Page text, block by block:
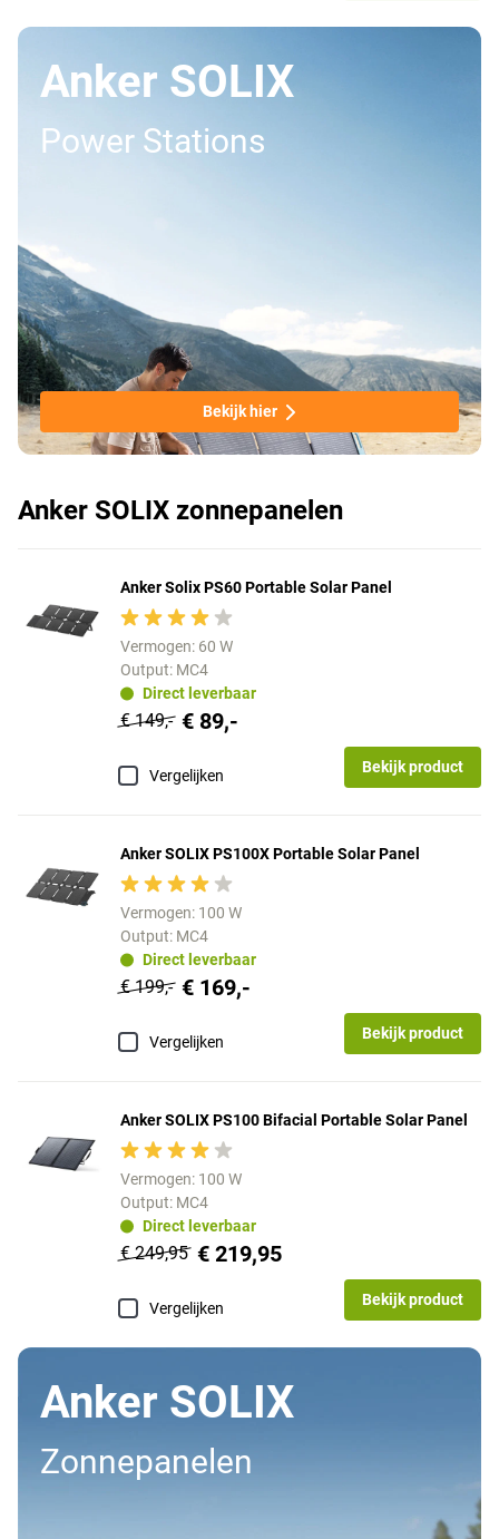
Anker SOLIX
Power Stations
Bekijk hier
Anker SOLIX zonnepanelen
Anker Solix PS60 Portable Solar Panel
Vermogen: 60 W
Output: MC4
Direct leverbaar
€ 149,- € 89,-
Vergelijken Bekijk product
Anker SOLIX PS100X Portable Solar Panel
Vermogen: 100 W
Output: MC4
Direct leverbaar
€ 199,- € 169,-
Vergelijken Bekijk product
Anker SOLIX PS100 Bifacial Portable Solar Panel
Vermogen: 100 W
Output: MC4
Direct leverbaar
€ 249,95 € 219,95
Vergelijken Bekijk product
Anker SOLIX
Zonnepanelen